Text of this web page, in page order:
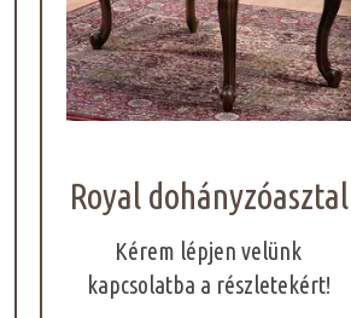
Royal dohányzóasztal
Kérem lépjen velünk
kapcsolatba a részletekért!